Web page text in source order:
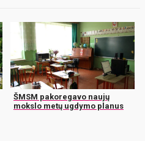
ŠMSM pakoregavo naujų
mokslo metų ugdymo planus